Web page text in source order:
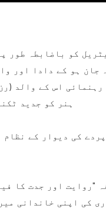
جان ہو کے دادا اور
اس کے والد
ہنر کو جدید
کی دیوار کے
"روایت اور جدت کا
کی اپنی خاندانی